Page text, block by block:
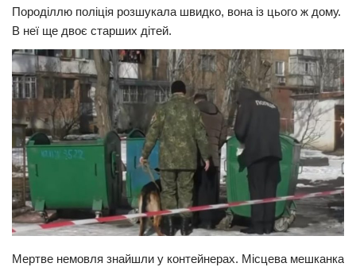
Економіка
Політика
Світ
Цікаво
Наука
Історії
Рецепти
Породiллю поліція розшукала швидко, вона із цього ж дому.
В неї ще двоє старших дітей.
Мeртвe немовля знайшли у контейнерах. Місцева мешканка